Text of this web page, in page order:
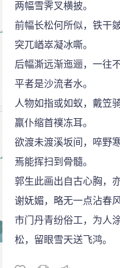
两幅雪霁叉横披。
前幅长松何所似，铁干
突兀崷崒凝冰嘶。
后幅澌远渐迤逦，一往
平者是沙流者水。
人物如指或如蚁，戴笠
羸仆缩首襆冻耳。
欲渡未渡溪坂间，啐野
焉能挥扫到骨髓。
郭生此画出自古心胸，
谢妩媚，略无一点沾春风
市门丹青纷俗工，为人
松，留眼雪天送飞鸿。